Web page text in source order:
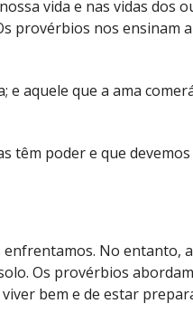
vida e nas vidas dos
provérbios nos ensinam
e aquele que a ama
têm poder e que
No entanto,
Os provérbios
bem e de estar